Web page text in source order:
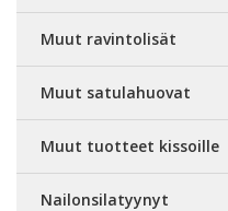
Muut ravintolisät
Muut satulahuovat
Muut tuotteet kissoille
Nailonsilatyynyt